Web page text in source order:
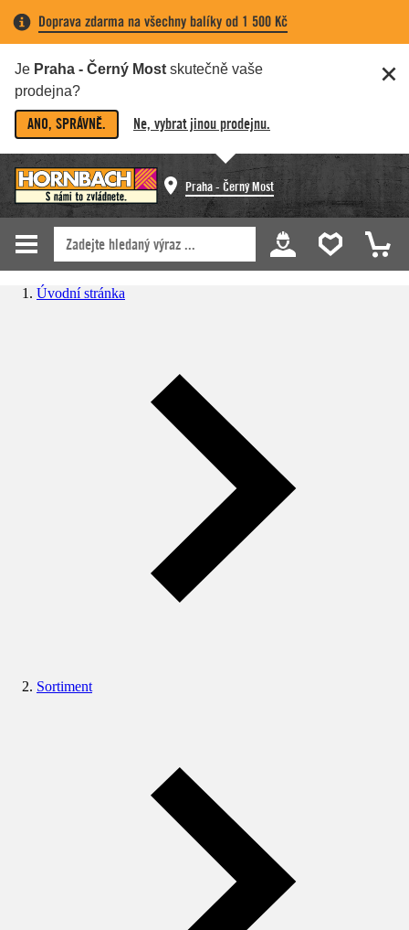
Doprava zdarma na všechny balíky od 1 500 Kč
Je Praha - Černý Most skutečně vaše
prodejna?
ANO, SPRÁVNĚ. Ne, vybrat jinou prodejnu.
Praha - Černý Most
Úvodní stránka
Sortiment